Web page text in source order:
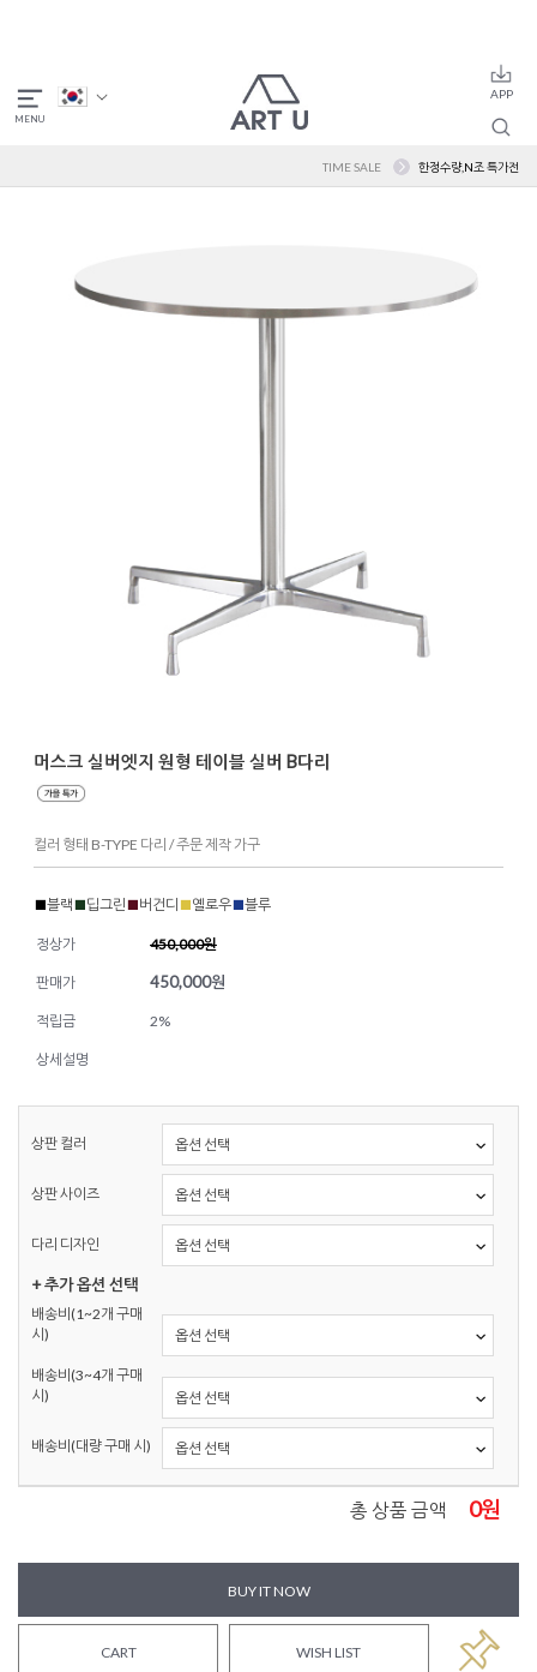
TIME SALE 한정수량,N조 특가전
머스크 실버엣지 원형 테이블 실버 B다리
컬러 형태 B-TYPE 다리 / 주문 제작 가구
■블랙■딥그린■버건디 ■옐로우■블루
정상가 450,000원
판매가 450,000원
적립금 2%
상세설명
상판 컬러
상판 사이즈
다리 디자인
+ 추가 옵션 선택
배송비(1~2개 구매
시)
배송비(3~4개 구매
시)
배송비(대량 구매 시)
총 상품 금액 0원
BUY IT NOW
CART WISH LIST